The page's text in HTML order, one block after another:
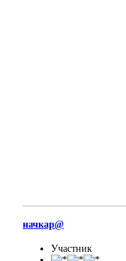
начкар@
Участник